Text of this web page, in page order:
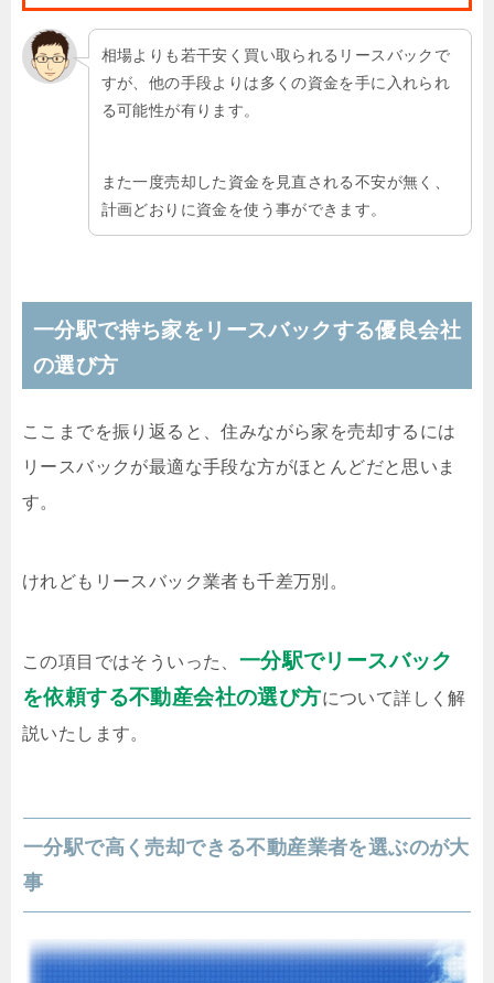
相場よりも若干安く買い取られるリースバックで
すが、他の手段よりは多くの資金を手に入れられ
る可能性が有ります。
また一度売却した資金を見直される不安が無く、
計画どおりに資金を使う事ができます。
一分駅で持ち家をリースバックする優良会社
の選び方
ここまでを振り返ると、住みながら家を売却するには
リースバックが最適な手段な方がほとんどだと思いま
す。
けれどもリースバック業者も千差万別。
この項目ではそういった、 一分駅でリースバック
を依頼する不動産会社の選び方について詳しく解
説いたします。
一分駅で高く売却できる不動産業者を選ぶのが大
事